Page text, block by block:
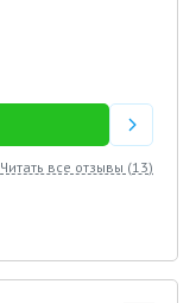
Читать все отзывы (13)